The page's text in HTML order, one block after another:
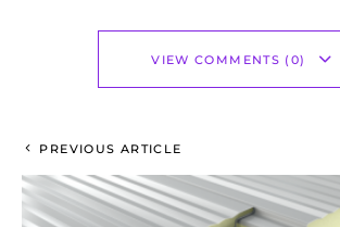
VIEW COMMENTS (0)
PREVIOUS ARTICLE